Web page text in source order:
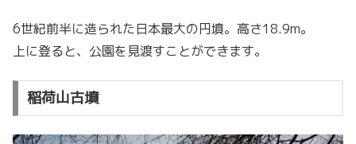
6世紀前半に造られた日本最大の円墳。高さ18.9m。
上に登ると、公園を見渡すことができます。
稲荷山古墳